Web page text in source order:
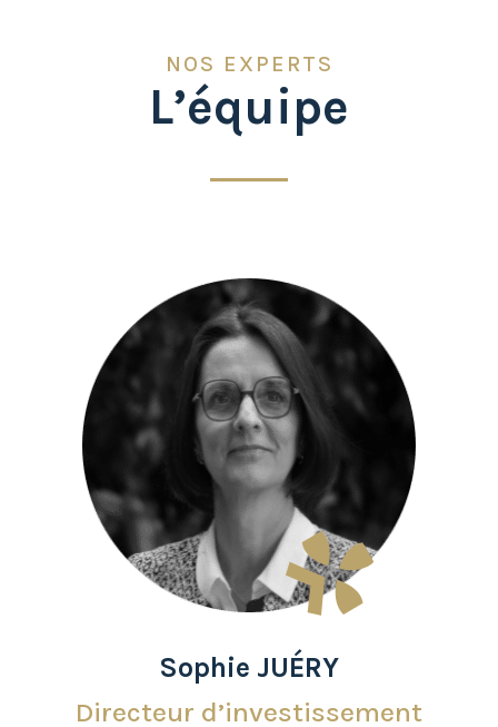
NOS EXPERTS
L’équipe
Sophie JUÉRY
Directeur d’investissement